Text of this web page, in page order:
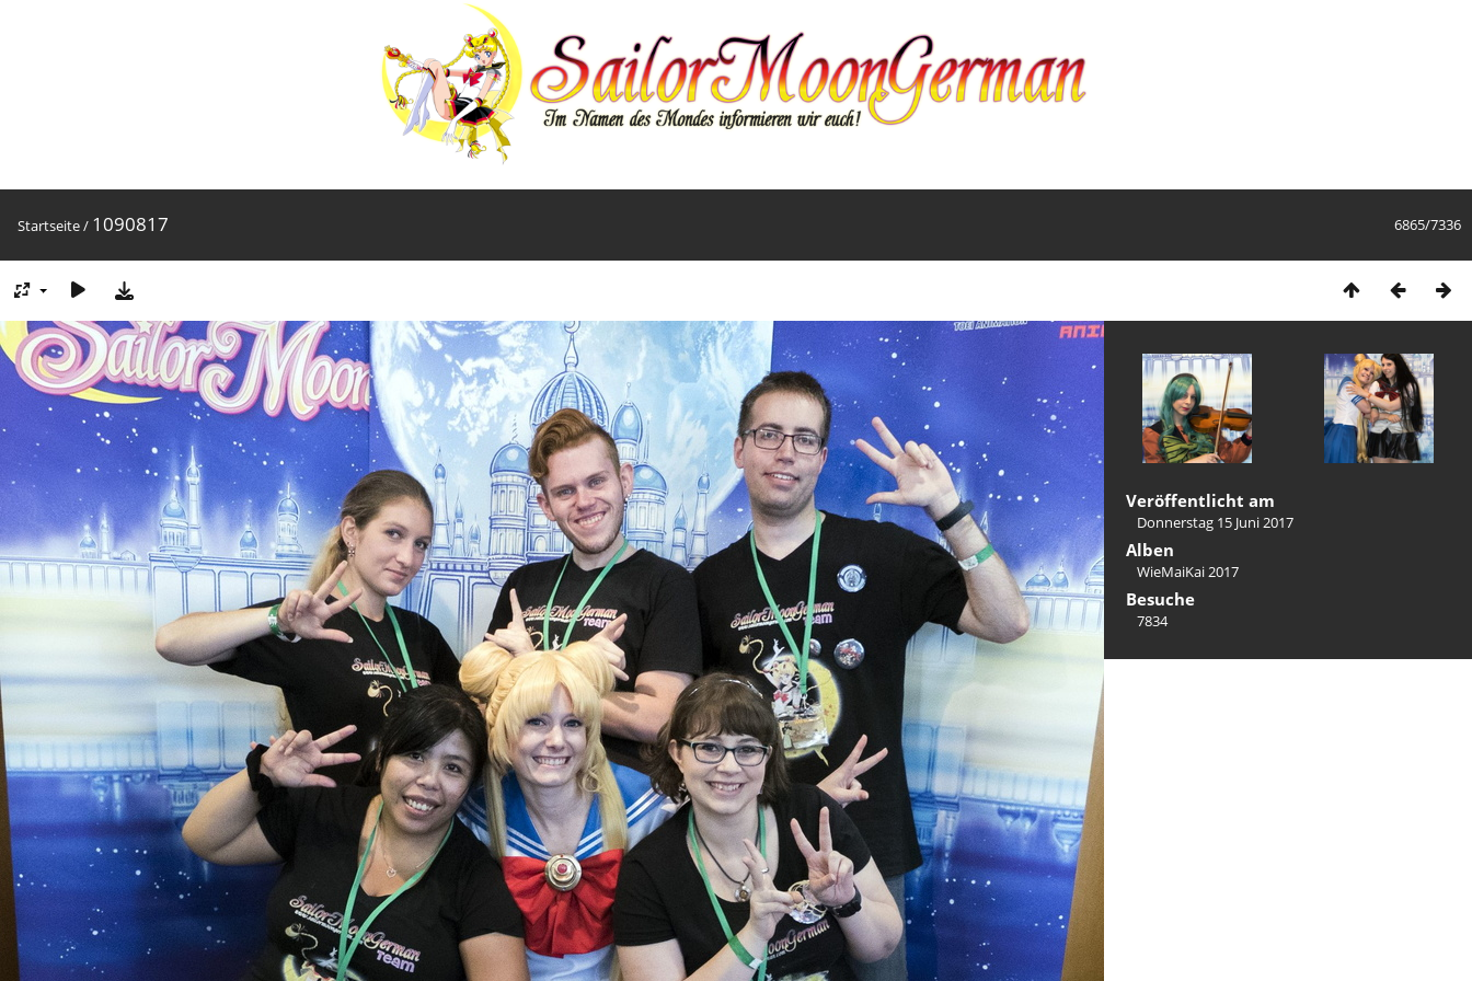
6865/7336
Startseite/ 1090817
Veröffentlicht am
Donnerstag 15 Juni 2017
Alben
WieMaiKai 2017
Besuche
7834